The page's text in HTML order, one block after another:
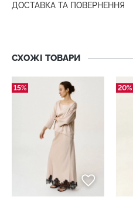
ДОСТАВКА ТА ПОВЕРНЕННЯ
СХОЖІ ТОВАРИ
15% 20%